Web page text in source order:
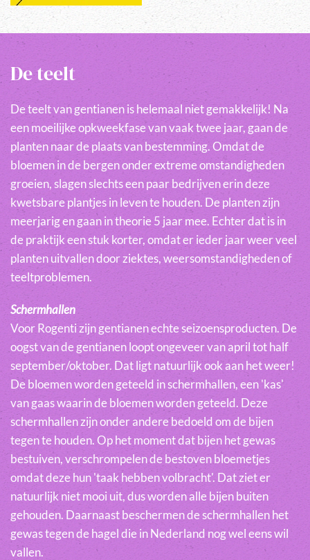
De teelt
De teelt van gentianen is helemaal niet gemakkelijk! Na
een moeilijke opkweekfase van vaak twee jaar, gaan de
planten naar de plaats van bestemming. Omdat de
bloemen in de bergen onder extreme omstandigheden
groeien, slagen slechts een paar bedrijven erin deze
kwetsbare plantjes in leven te houden. De planten zijn
meerjarig en gaan in theorie 5 jaar mee. Echter dat is in
de praktijk een stuk korter, omdat er ieder jaar weer veel
planten uitvallen door ziektes, weersomstandigheden of
teeltproblemen.
Schermhallen
Voor Rogenti zijn gentianen echte seizoensproducten. De
oogst van de gentianen loopt ongeveer van april tot half
september/oktober. Dat ligt natuurlijk ook aan het weer!
De bloemen worden geteeld in schermhallen, een 'kas'
van gaas waarin de bloemen worden geteeld. Deze
schermhallen zijn onder andere bedoeld om de bijen
tegen te houden. Op het moment dat bijen het gewas
bestuiven, verschrompelen de bestoven bloemetjes
omdat deze hun 'taak hebben volbracht'. Dat ziet er
natuurlijk niet mooi uit, dus worden alle bijen buiten
gehouden. Daarnaast beschermen de schermhallen het
gewas tegen de hagel die in Nederland nog wel eens wil
vallen.